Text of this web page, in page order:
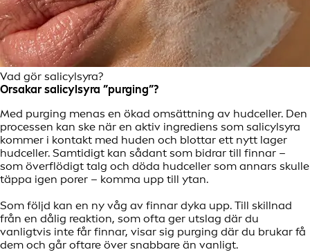
Vad gör salicylsyra?
Orsakar salicylsyra ”purging”?
Med purging menas en ökad omsättning av hudceller. Den
processen kan ske när en aktiv ingrediens som salicylsyra
kommer i kontakt med huden och blottar ett nytt lager
hudceller. Samtidigt kan sådant som bidrar till finnar –
som överflödigt talg och döda hudceller som annars skulle
täppa igen porer – komma upp till ytan.
Som följd kan en ny våg av finnar dyka upp. Till skillnad
från en dålig reaktion, som ofta ger utslag där du
vanligtvis inte får finnar, visar sig purging där du brukar få
dem och går oftare över snabbare än vanligt.